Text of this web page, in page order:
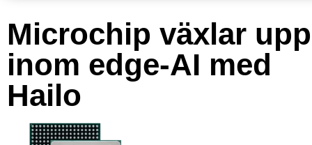
Microchip växlar upp
inom edge-AI med
Hailo